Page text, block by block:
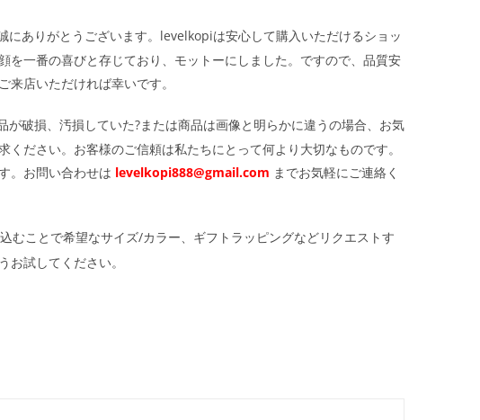
にありがとうございます。levelkopiは安心して購入いただけるショッ
を一番の喜びと存じており、モットーにしました。ですので、品質安
店いただければ幸いです。
が破損、汚損していた?または商品は画像と明らかに違うの場合、お気
ください。お客様のご信頼は私たちにとって何より大切なものです。
。お問い合わせは levelkopi888@gmail.com までお気軽にご連絡く
むことで希望なサイズ/カラー、ギフトラッピングなどリクエストす
お試してください。